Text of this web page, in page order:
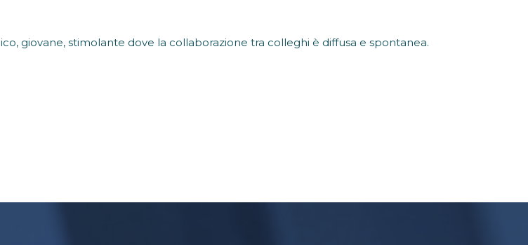
giovane, stimolante dove la collaborazione tra colleghi è diffusa e spontanea.